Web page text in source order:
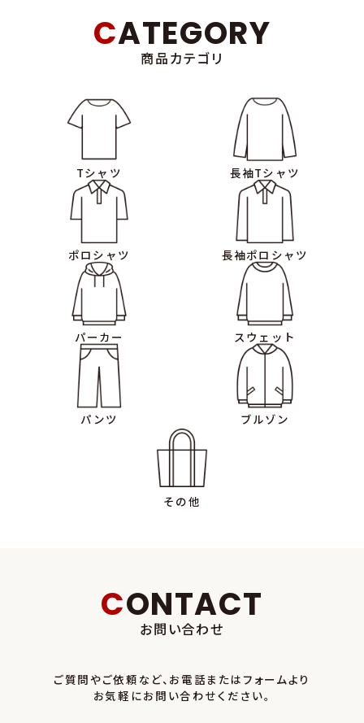
された場合は、当社が本方針に則って個人情報を利用することをご
利用者様が承諾したものとします。
・メンテナンス、重要なお知らせなど必要に応じたご連絡のため
・利用規約に違反したユーザーや、不正・不当な目的でサービスを利
用しようとするユーザーの特定をし、ご利用をお断りするため
・上記の利用目的に付随する目的
■利用目的の変更■
・当社は、利用目的が変更前と関連性を有すると合理的に認められ
る場合に限り、個人情報の利用目的を変更するものとします。
・利用目的の変更を行った場合には、変更後の目的について、当社所
定の方法により、ユーザーに通知し、または本ウェブサイト上に公表
するものとします。
■個人情報の第三者提供■
当社は、法令に基づく場合等、正当な理由によらない限り、事前に本
人の同意を得ることなく、個人情報を第三者に開示・提供することは
当社は、個人情報の漏洩、滅失、毀損等を防止するために、個人情報
当社は、ご利用者様が当社にご提供いただいた個人情報の照会、修
正または削除を希望される場合は、ご本人であることを確認させて
CATEGORY
商品カテゴリ
Tシャツ 長袖Tシャツ
ポロシャツ 長袖ポロシャツ
パーカー スウェット
パンツ ブルゾン
その他
CONTACT
お問い合わせ
ご質問やご依頼など、お電話またはフォームより
お気軽にお問い合わせください。